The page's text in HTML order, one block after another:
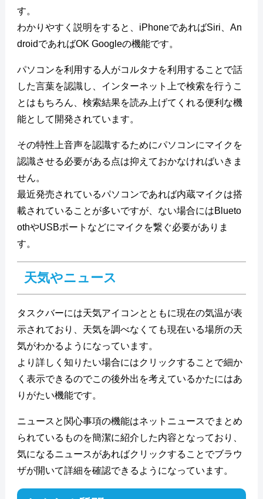
す。
わかりやすく説明をすると、iPhoneであればSiri、An
droidであればOK Googleの機能です。
パソコンを利用する人がコルタナを利用することで話
した言葉を認識し、インターネット上で検索を行うこ
とはもちろん、検索結果を読み上げてくれる便利な機
能として開発されています。
その特性上音声を認識するためにパソコンにマイクを
認識させる必要がある点は抑えておかなければいきま
せん。
最近発売されているパソコンであれば内蔵マイクは搭
載されていることが多いですが、ない場合にはBlueto
othやUSBポートなどにマイクを繋ぐ必要がありま
す。
天気やニュース
タスクバーには天気アイコンとともに現在の気温が表
示されており、天気を調べなくても現在いる場所の天
気がわかるようになっています。
より詳しく知りたい場合にはクリックすることで細か
く表示できるのでこの後外出を考えているかたにはあ
りがたい機能です。
ニュースと関心事項の機能はネットニュースでまとめ
られているものを簡潔に紹介した内容となっており、
気になるニュースがあればクリックすることでブラウ
ザが開いて詳細を確認できるようになっています。